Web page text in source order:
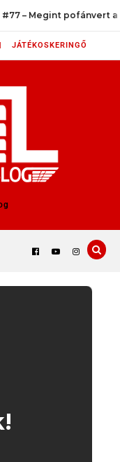
– Megint pofánvert a
JÁTÉKOSKERINGŐ